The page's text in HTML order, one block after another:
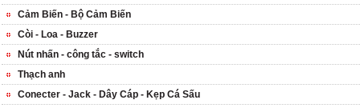
Cảm Biến - Bộ Cảm Biến
Còi - Loa - Buzzer
Nút nhấn - công tắc - switch
Thạch anh
Conecter - Jack - Dây Cáp - Kẹp Cá Sấu